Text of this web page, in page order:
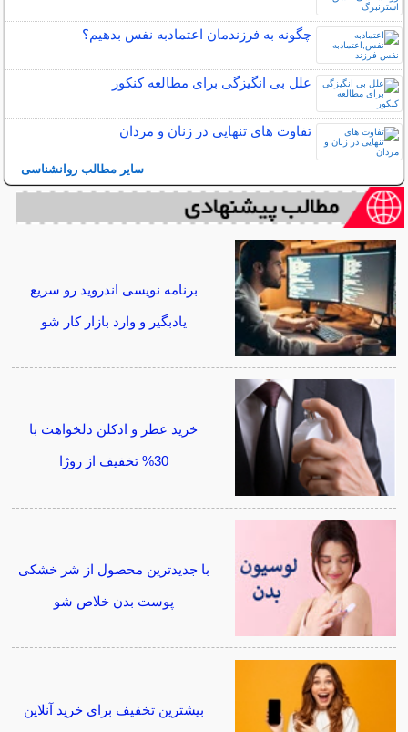
چگونه به فرزندمان اعتمادبه نفس بدهیم؟
علل بی انگیزگی برای مطالعه کنکور
تفاوت های تنهایی در زنان و مردان
سایر مطالب روانشناسی
برنامه نویسی اندروید رو سریع
یادبگیر و وارد بازار کار شو
خرید عطر و ادکلن دلخواهت با
30% تخفیف از روژا
با جدیدترین محصول از شر خشکی
پوست بدن خلاص شو
بیشترین تخفیف برای خرید آنلاین